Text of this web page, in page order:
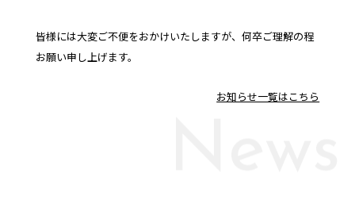
皆様には大変ご不便をおかけいたしますが、何卒ご理解の程
お願い申し上げます。
お知らせ一覧はこちら